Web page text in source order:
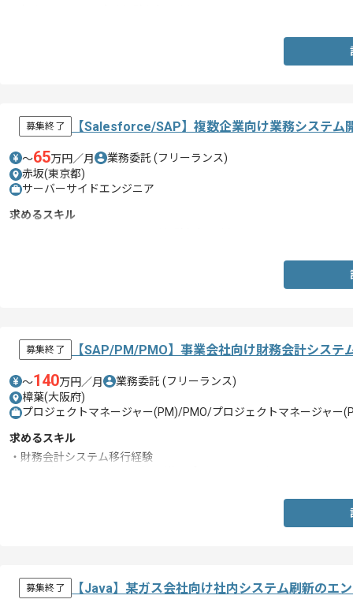
募集終了 【Salesforce/SAP】複数企業向け業務システム
〜65万円／月 業務委託 (フリーランス)
赤坂(東京都)
サーバーサイドエンジニア
求めるスキル
募集終了 【SAP/PM/PMO】事業会社向け財務会計システ
〜140万円／月 業務委託 (フリーランス)
樟葉(大阪府)
プロジェクトマネージャー(PM)/PMO/プロジェクトマネージャー
求めるスキル
・財務会計システム移行経験
募集終了 【Java】某ガス会社向け社内システム刷新のエ